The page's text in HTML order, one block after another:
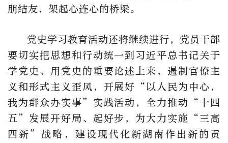
朋结友，架起心连心的桥梁。
党史学习教育活动还将继续进行，党员干部
要切实把思想和行动统一到习近平总书记关于
学党史、用党史的重要论述上来，遏制官僚主
义和形式主义歪风，开展好“以人民为中心，
我为群众办实事”实践活动，全力推动“十四
五”发展开好局、起好步，为大力实施“三高
四新”战略，建设现代化新湖南作出新的贡